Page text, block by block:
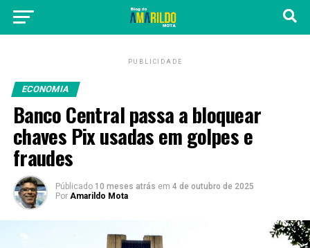
PUBLICIDADE
ECONOMIA
Banco Central passa a bloquear
chaves Pix usadas em golpes e
fraudes
Públicado 10 meses atrás em 4 de outubro de 2025
Por Amarildo Mota